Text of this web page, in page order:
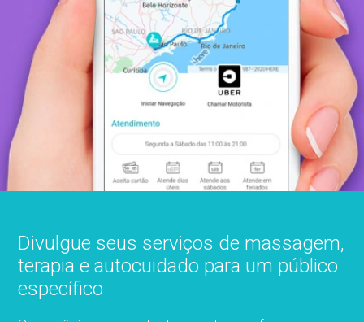
Divulgue seus serviços de massagem,
terapia e autocuidado para um público
específico